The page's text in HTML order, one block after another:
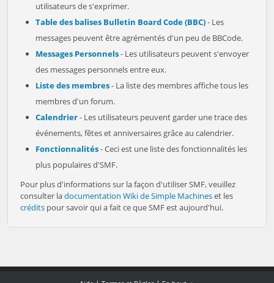
utilisateurs de s'exprimer.
Table des balises Bulletin Board Code (BBC)- Les
messages peuvent être agrémentés d'un peu de BBCode.
Messages Personnels- Les utilisateurs peuvent s'envoyer
des messages personnels entre eux.
Liste des membres- La liste des membres affiche tous les
membres d'un forum.
Calendrier- Les utilisateurs peuvent garder une trace des
événements, fêtes et anniversaires grâce au calendrier.
Fonctionnalités- Ceci est une liste des fonctionnalités les
plus populaires d'SMF.
Pour plus d'informations sur la façon d'utiliser SMF, veuillez
consulter ladocumentation Wiki de Simple Machineset les
crédits pour savoir qui a fait ce que SMF est aujourd'hui.